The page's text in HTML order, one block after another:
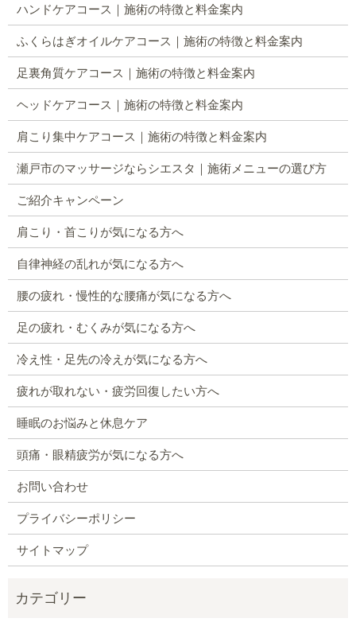
ハンドケアコース｜施術の特徴と料金案内
ふくらはぎオイルケアコース｜施術の特徴と料金案内
足裏角質ケアコース｜施術の特徴と料金案内
ヘッドケアコース｜施術の特徴と料金案内
肩こり集中ケアコース｜施術の特徴と料金案内
瀬戸市のマッサージならシエスタ｜施術メニューの選び方
ご紹介キャンペーン
肩こり・首こりが気になる方へ
自律神経の乱れが気になる方へ
腰の疲れ・慢性的な腰痛が気になる方へ
足の疲れ・むくみが気になる方へ
冷え性・足先の冷えが気になる方へ
疲れが取れない・疲労回復したい方へ
睡眠のお悩みと休息ケア
頭痛・眼精疲労が気になる方へ
お問い合わせ
プライバシーポリシー
サイトマップ